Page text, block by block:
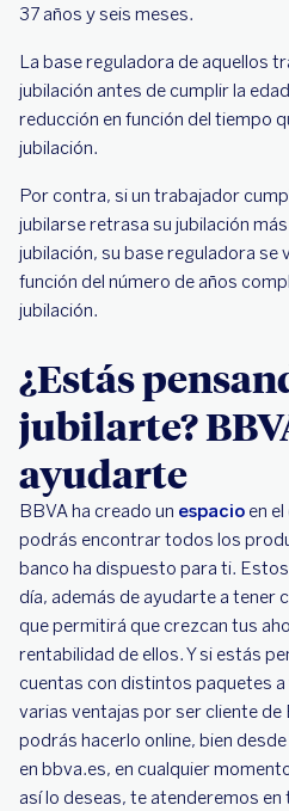
37 años y seis meses.
La base reguladora de aquellos
jubilación antes de cumplir la
reducción en función del tiempo
jubilación.
Por contra, si un trabajador
jubilarse retrasa su jubilación
jubilación, su base reguladora se
función del número de años
jubilación.
¿Estás
jubilarte?
ayudarte
BBVA ha creado un espacio en
podrás encontrar todos los
banco ha dispuesto para ti.
día, además de ayudarte a tener
que permitirá que crezcan tus
rentabilidad de ellos. Y si estás
cuentas con distintos paquetes
varias ventajas por ser cliente de
podrás hacerlo online, bien
en bbva.es, en cualquier
así lo deseas, te atenderemos en